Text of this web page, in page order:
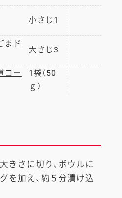
小さじ1
まド
大さじ3
コー
1袋（50
ｇ）
きさに切り、ボウルに
を加え、約５分漬け込